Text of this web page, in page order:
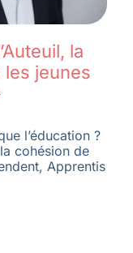
la
jeunes
l’éducation ?
cohésion de
Apprentis